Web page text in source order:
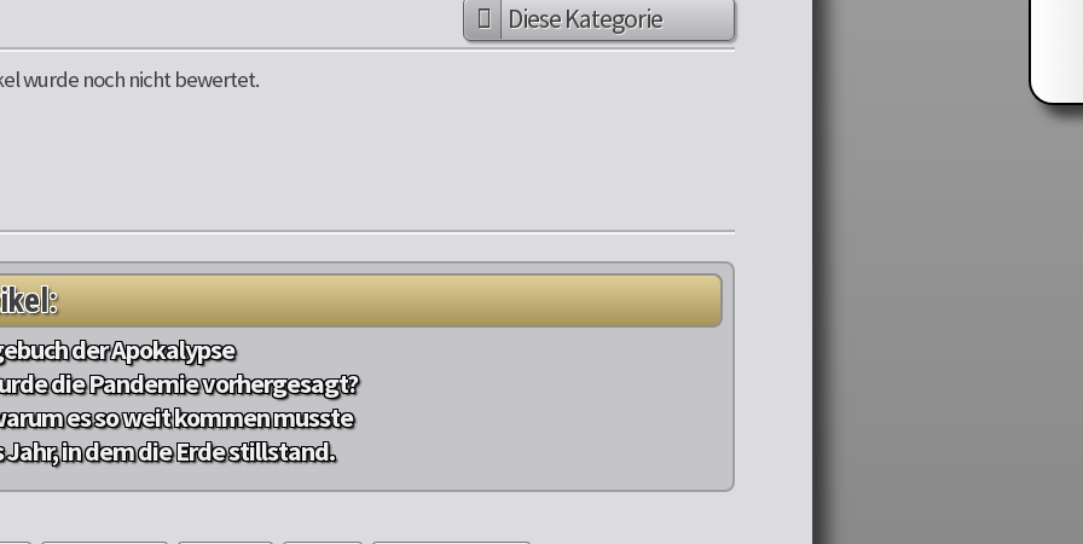
Diese Kategorie
wurde noch nicht bewertet.
der Apokalypse
die Pandemie vorhergesagt?
es so weit kommen musste
Jahr, in dem die Erde stillstand.